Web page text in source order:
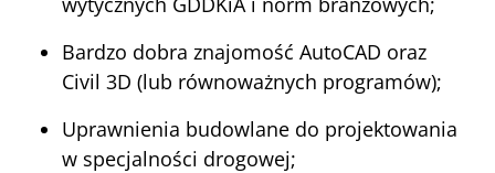
Bardzo dobra znajomość AutoCAD oraz
Civil 3D (lub równoważnych programów);
Uprawnienia budowlane do projektowania
w specjalności drogowej;